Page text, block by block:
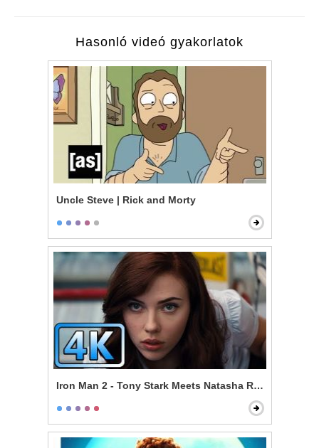
Hasonló videó gyakorlatok
Uncle Steve | Rick and Morty
Iron Man 2 - Tony Stark Meets Natasha Romanoff